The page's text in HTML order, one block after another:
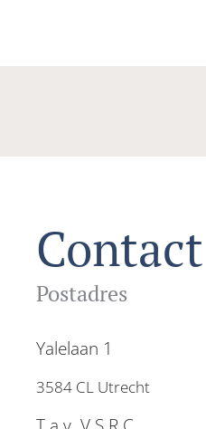
Contact
Postadres
Yalelaan 1
3584 CL Utrecht